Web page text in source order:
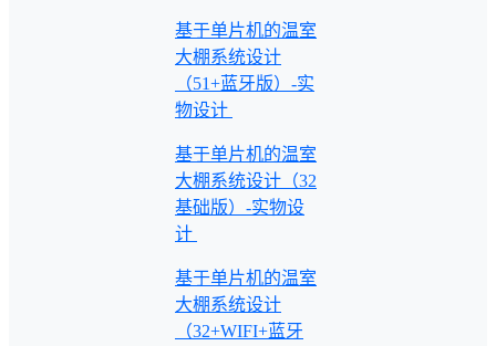
基于单片机的温室
大棚系统设计
（51+蓝牙版）-实
物设计
基于单片机的温室
大棚系统设计（32
基础版）-实物设
计
基于单片机的温室
大棚系统设计
（32+WIFI+蓝牙